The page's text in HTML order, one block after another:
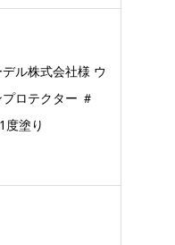
ル株式会社様 ウ
ロテクター ＃
度塗り